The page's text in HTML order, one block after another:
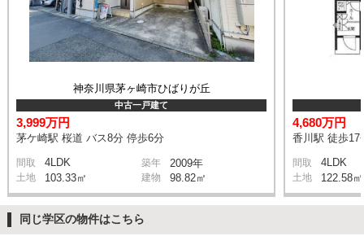
神奈川県茅ヶ崎市ひばりが丘
中古一戸建て
3,999万円
茅ケ崎駅 桜道 バス8分 停歩6分
間取 4LDK 築年 2009年
土地 103.33㎡ 建物 98.82㎡
4,680万円
香川駅 徒歩17
間取 4LDK
土地 122.58㎡
同じ学区の物件はこちら